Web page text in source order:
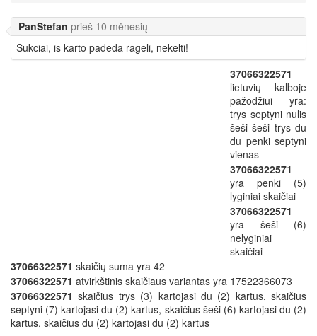
PanStefan prieš 10 mėnesių
Sukciai, is karto padeda rageli, nekelti!
37066322571
lietuvių kalboje
pažodžiui yra:
trys septyni nulis
šeši šeši trys du
du penki septyni
vienas
37066322571
yra penki (5)
lyginiai skaičiai
37066322571
yra šeši (6)
nelyginiai
skaičiai
37066322571 skaičių suma yra 42
37066322571 atvirkštinis skaičiaus variantas yra 17522366073
37066322571 skaičius trys (3) kartojasi du (2) kartus, skaičius
septyni (7) kartojasi du (2) kartus, skaičius šeši (6) kartojasi du (2)
kartus, skaičius du (2) kartojasi du (2) kartus